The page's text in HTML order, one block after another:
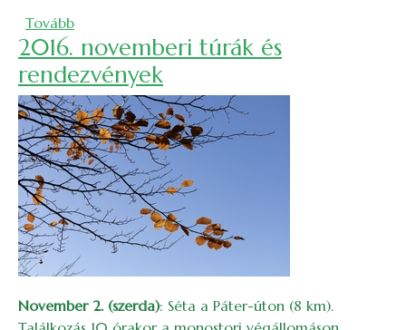
Tovább(2016. decemberi túrák és rendezvények)
2016. novemberi túrák és
rendezvények
November 2. (szerda): Séta a Páter-úton (8 km).